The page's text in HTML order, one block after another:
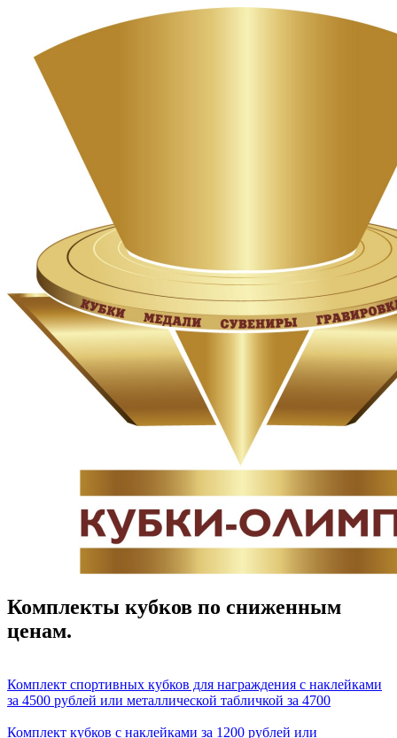
Комплекты кубков по сниженным
ценам.
Комплект спортивных кубков для награждения с наклейками
за 4500 рублей или металлической табличкой за 4700
Комплект кубков с наклейками за 1200 рублей или